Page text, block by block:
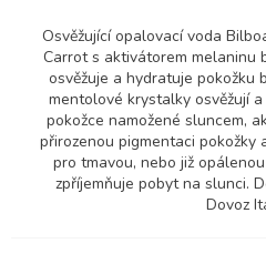
Osvěžující opalovací voda
Carrot s aktivátorem melaninu
osvěžuje a hydratuje pokožku
mentolové krystalky osvěžují
pokožce namožené sluncem,
přirozenou pigmentaci pokožky
pro tmavou, nebo již
zpříjemňuje pobyt na slunci.
Dovoz